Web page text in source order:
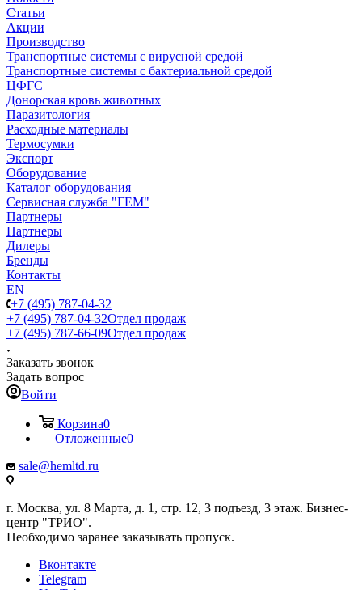
Статьи
Акции
Производство
Транспортные системы с вирусной средой
Транспортные системы с бактериальной средой
ЦФГС
Донорская кровь животных
Паразитология
Расходные материалы
Термосумки
Экспорт
Оборудование
Каталог оборудования
Сервисная служба "ГЕМ"
Партнеры
Партнеры
Дилеры
Бренды
Контакты
EN
+7 (495) 787-04-32
+7 (495) 787-04-32Отдел продаж
+7 (495) 787-66-09Отдел продаж
Заказать звонок
Задать вопрос
Войти
Корзина0
Отложенные0
sale@hemltd.ru
г. Москва, ул. 8 Марта, д. 1, стр. 12, 3 подъезд, 3 этаж. Бизнес-
центр "ТРИО".
Необходимо заранее заказывать пропуск.
Вконтакте
Telegram